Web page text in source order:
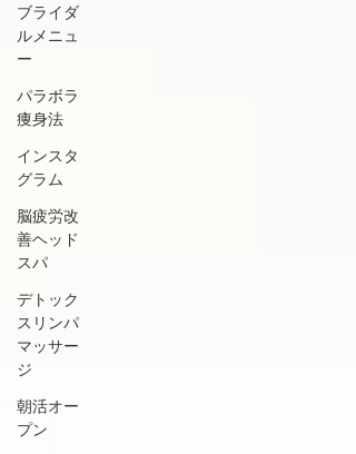
ブライダ
ルメニュ
ー
パラボラ
痩身法
インスタ
グラム
脳疲労改
善ヘッド
スパ
デトック
スリンパ
マッサー
ジ
朝活オー
プン